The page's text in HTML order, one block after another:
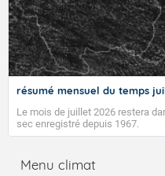
résumé mensuel du temps
Le mois de juillet 2026 restera
sec enregistré depuis 1967.
Menu climat